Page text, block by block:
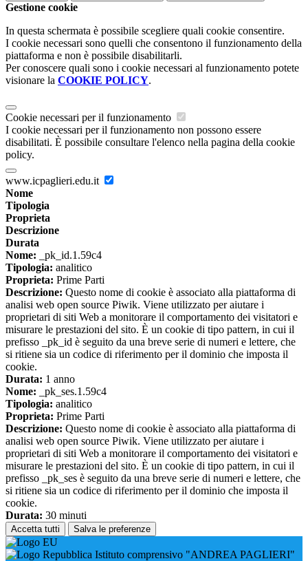
Gestione cookie
In questa schermata è possibile scegliere quali cookie consentire.
I cookie necessari sono quelli che consentono il funzionamento della
piattaforma e non è possibile disabilitarli.
Per conoscere quali sono i cookie necessari al funzionamento potete
visionare la COOKIE POLICY.
Cookie necessari per il funzionamento
I cookie necessari per il funzionamento non possono essere
disabilitati. È possibile consultare l'elenco nella pagina della cookie
policy.
www.icpaglieri.edu.it
Nome
Tipologia
Proprieta
Descrizione
Durata
Nome: _pk_id.1.59c4
Tipologia: analitico
Proprieta: Prime Parti
Descrizione: Questo nome di cookie è associato alla piattaforma di
analisi web open source Piwik. Viene utilizzato per aiutare i
proprietari di siti Web a monitorare il comportamento dei visitatori e
misurare le prestazioni del sito. È un cookie di tipo pattern, in cui il
prefisso _pk_id è seguito da una breve serie di numeri e lettere, che
si ritiene sia un codice di riferimento per il dominio che imposta il
cookie.
Durata: 1 anno
Nome: _pk_ses.1.59c4
Tipologia: analitico
Proprieta: Prime Parti
Descrizione: Questo nome di cookie è associato alla piattaforma di
analisi web open source Piwik. Viene utilizzato per aiutare i
proprietari di siti Web a monitorare il comportamento dei visitatori e
misurare le prestazioni del sito. È un cookie di tipo pattern, in cui il
prefisso _pk_ses è seguito da una breve serie di numeri e lettere, che
si ritiene sia un codice di riferimento per il dominio che imposta il
cookie.
Durata: 30 minuti
Accetta tutti Salva le preferenze
Istituto comprensivo "ANDREA PAGLIERI"